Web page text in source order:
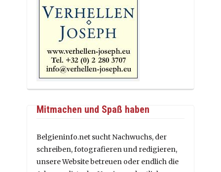
Mitmachen und Spaß haben
Belgieninfo.net sucht Nachwuchs, der
schreiben, fotografieren und redigieren,
unsere Website betreuen oder endlich die